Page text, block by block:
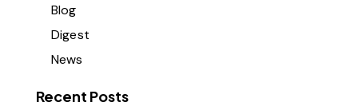
Blog
Digest
News
Recent Posts